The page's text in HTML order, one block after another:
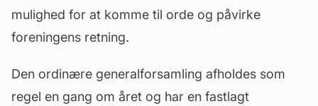
mulighed for at komme til orde og påvirke
foreningens retning.
Den ordinære generalforsamling afholdes som
regel en gang om året og har en fastlagt